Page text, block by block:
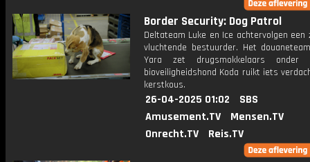
Border Security: Dog Patrol
Deltateam Luke en Ice achtervolgen
vluchtende bestuurder. Het
Yara zet drugsmokkelaars
bioveiligheidshond Koda ruikt iets
kerstkous.
26-04-2025 01:02
SBS
Amusement.TV
Mensen.TV
Onrecht.TV
Reis.TV